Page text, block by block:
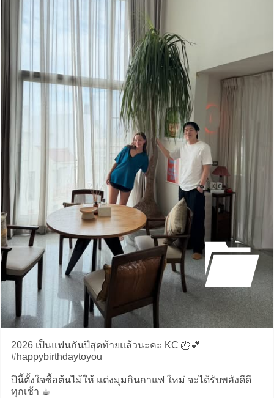
2026 เป็นแฟนกันปีสุดท้ายแล้วนะคะ KC 🎂💕
#happybirthdaytoyou
ปีนี้ตั้งใจซื้อต้นไม้ให้ แต่งมุมกินกาแฟ ใหม่ จะได้รับพลังดีดี
ทุกเช้า ☕️